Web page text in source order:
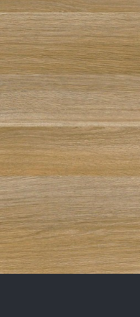
Nội Dung Khác